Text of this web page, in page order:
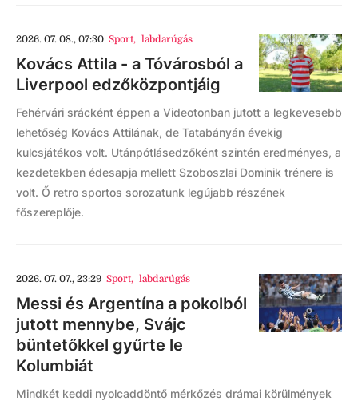
2026. 07. 08., 07:30 Sport, labdarúgás
Kovács Attila - a Tóvárosból a
Liverpool edzőközpontjáig
Fehérvári srácként éppen a Videotonban jutott a legkevesebb
lehetőség Kovács Attilának, de Tatabányán évekig
kulcsjátékos volt. Utánpótlásedzőként szintén eredményes, a
kezdetekben édesapja mellett Szoboszlai Dominik trénere is
volt. Ő retro sportos sorozatunk legújabb részének
főszereplője.
2026. 07. 07., 23:29 Sport, labdarúgás
Messi és Argentína a pokolból
jutott mennybe, Svájc
büntetőkkel gyűrte le
Kolumbiát
Mindkét keddi nyolcaddöntő mérkőzés drámai körülmények